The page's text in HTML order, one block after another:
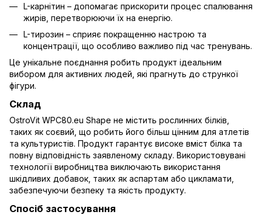
L-карнітин – допомагає прискорити процес спалювання
жирів, перетворюючи їх на енергію.
L-тирозин – сприяє покращенню настрою та
концентрації, що особливо важливо під час тренувань.
Це унікальне поєднання робить продукт ідеальним
вибором для активних людей, які прагнуть до стрункої
фігури.
Склад
OstroVit WPC80.eu Shape не містить рослинних білків,
таких як соєвий, що робить його більш цінним для атлетів
та культуристів. Продукт гарантує високе вміст білка та
повну відповідність заявленому складу. Використовувані
технології виробництва виключають використання
шкідливих добавок, таких як аспартам або цикламати,
забезпечуючи безпеку та якість продукту.
Спосіб застосування